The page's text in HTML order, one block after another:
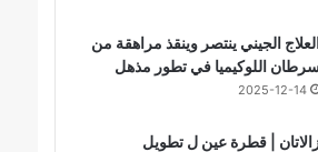
الجيني ينتصر وينقذ مراهقة من
اللوكيميا في تطور مذهل
2025-12-14
| قطرة عين ل تطويل